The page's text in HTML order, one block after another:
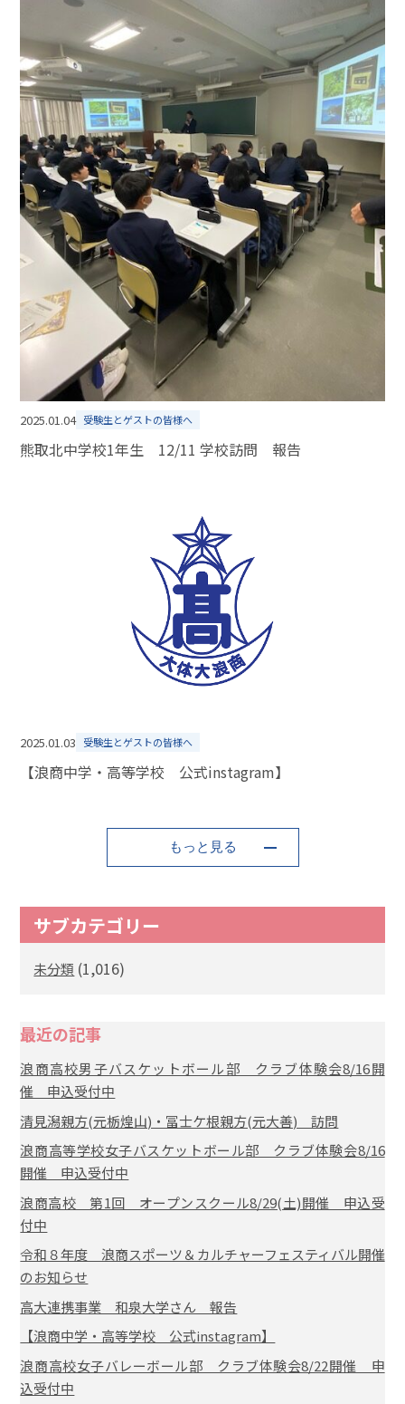
2025.01.04 受験生とゲストの皆様へ
熊取北中学校1年生 12/11 学校訪問 報告
2025.01.03 受験生とゲストの皆様へ
【浪商中学・高等学校 公式instagram】
もっと見る
サブカテゴリー
未分類 (1,016)
最近の記事
浪商高校男子バスケットボール部 クラブ体験会8/16開
催 申込受付中
清見潟親方(元栃煌山)・冨士ケ根親方(元大善) 訪問
浪商高等学校女子バスケットボール部 クラブ体験会8/16
開催 申込受付中
浪商高校 第1回 オープンスクール8/29(土)開催 申込受
付中
令和８年度 浪商スポーツ＆カルチャーフェスティバル開催
のお知らせ
高大連携事業 和泉大学さん 報告
【浪商中学・高等学校 公式instagram】
浪商高校女子バレーボール部 クラブ体験会8/22開催 申
込受付中